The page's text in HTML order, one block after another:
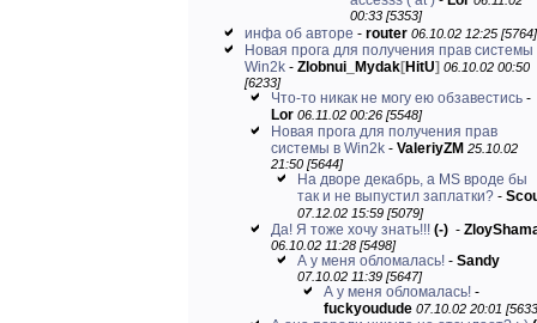
00:33 [5353]
инфа об авторе - router 06.10.02 12:25 [5764]
Новая прога для получения прав системы
Win2k - Zlobnui_Mydak[HitU] 06.10.02 00:50
[6233]
Что-то никак не могу ею обзавестись -
Lor 06.11.02 00:26 [5548]
Новая прога для получения прав
системы в Win2k - ValeriyZM 25.10.02
21:50 [5644]
На дворе декабрь, а MS вроде бы
так и не выпустил заплатки? -
07.12.02 15:59 [5079]
Да! Я тоже хочу знать!!! (-) -
06.10.02 11:28 [5498]
А у меня обломалась! - Sandy
07.10.02 11:39 [5647]
А у меня обломалась! -
fuckyoudude 07.10.02 20:01